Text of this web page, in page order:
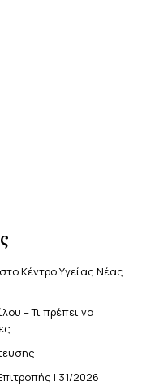
Κέντρο Υγείας Νέας
– Τι πρέπει να
| 31/2026